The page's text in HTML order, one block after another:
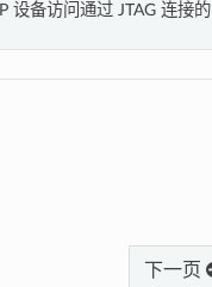
设备访问通过 JTAG 连接的
下一页